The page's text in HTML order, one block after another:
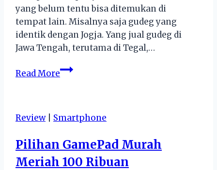
yang belum tentu bisa ditemukan di
tempat lain. Misalnya saja gudeg yang
identik dengan Jogja. Yang jual gudeg di
Jawa Tengah, terutama di Tegal,…
Read MoreBerburu
Nusantara
Pesona
JNE
Review| Smartphone
Pilihan GamePad Murah
Meriah 100 Ribuan